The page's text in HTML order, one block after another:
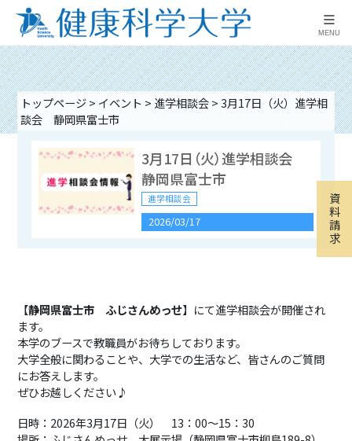
≡
MENU
資
料
請
求
トップページ> イベント > 進学相談会>3月17日（火）進学相
談会 静岡県富士市
2026/03/17
3月17日（火）進学相談会
静岡県富士市
進学相談会
【静岡県富士市 ふじさんめっせ】にて進学相談会が開催され
ます。
本学のブースで教職員がお待ちしております。
大学全般に関わることや、大学での生活など、皆さんのご質問
にお答えします。
ぜひお越しください♪
日時：2026年3月17日（火） 13：00～15：30
2026/09/16 16:00
進学相談会
会 山梨県南アルプス市
進学相談会